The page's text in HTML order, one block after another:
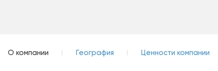
О компании География Ценности компании